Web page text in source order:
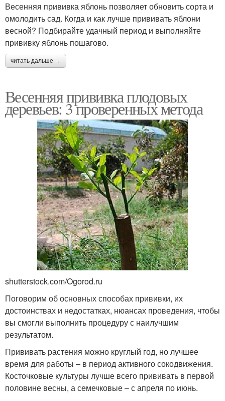
Весенняя прививка яблонь позволяет обновить сорта и
омолодить сад. Когда и как лучше прививать яблони
весной? Подбирайте удачный период и выполняйте
прививку яблонь пошагово.
читать дальше →
Весенняя прививка плодовых
деревьев: 3 проверенных метода
shutterstock.com/Ogorod.ru
Поговорим об основных способах прививки, их
достоинствах и недостатках, нюансах проведения, чтобы
вы смогли выполнить процедуру с наилучшим
результатом.
Прививать растения можно круглый год, но лучшее
время для работы – в период активного сокодвижения.
Косточковые культуры лучше всего прививать в первой
половине весны, а семечковые – с апреля по июнь.